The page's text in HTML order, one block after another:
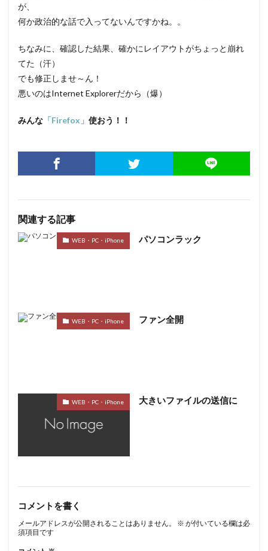
が、
何か政治的な話で入ってないんですかね。。
ちなみに、確認した結果、確かにレイアウトがちょっと崩れ
てた（汗）
でも修正しませ～ん！
悪いのはInternet Explorerだから（爆）
みんな 「Firefox」 使おう！！
関連する記事
WEB・PC・iPhone パソコンラック
WEB・PC・iPhone ファン全開
WEB・PC・iPhone 大きいファイルの送信に
コメントを書く
メールアドレスが公開されることはありません。 ※ が付いている欄は必
須項目です